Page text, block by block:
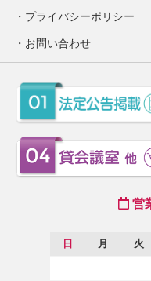
プライバシーポリシー
お問い合わせ
営
日 月 火